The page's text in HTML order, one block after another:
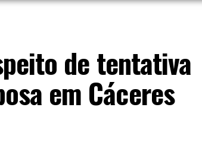
de tentativa
em Cáceres